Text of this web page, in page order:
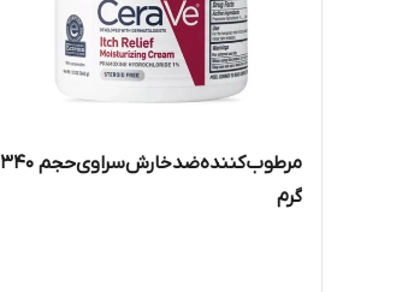
مرطوب‌کننده‌ضدخارش‌سراوی‌حجم ۳۴۰
گرم